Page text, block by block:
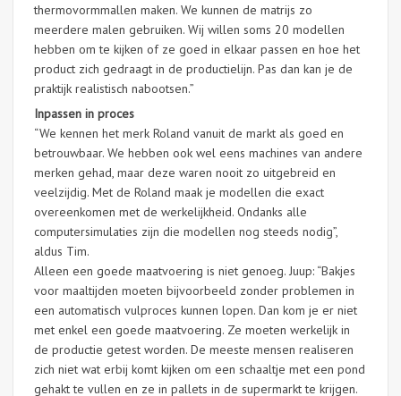
thermovormmallen maken. We kunnen de matrijs zo
meerdere malen gebruiken. Wij willen soms 20 modellen
hebben om te kijken of ze goed in elkaar passen en hoe het
product zich gedraagt in de productielijn. Pas dan kan je de
praktijk realistisch nabootsen.”
Inpassen in proces
“We kennen het merk Roland vanuit de markt als goed en
betrouwbaar. We hebben ook wel eens machines van andere
merken gehad, maar deze waren nooit zo uitgebreid en
veelzijdig. Met de Roland maak je modellen die exact
overeenkomen met de werkelijkheid. Ondanks alle
computersimulaties zijn die modellen nog steeds nodig”,
aldus Tim.
Alleen een goede maatvoering is niet genoeg. Juup: “Bakjes
voor maaltijden moeten bijvoorbeeld zonder problemen in
een automatisch vulproces kunnen lopen. Dan kom je er niet
met enkel een goede maatvoering. Ze moeten werkelijk in
de productie getest worden. De meeste mensen realiseren
zich niet wat erbij komt kijken om een schaaltje met een pond
gehakt te vullen en ze in pallets in de supermarkt te krijgen.